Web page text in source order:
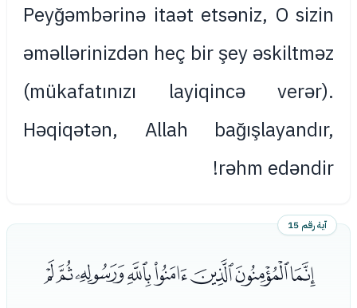
Peyğəmbərinə itaət etsəniz, O sizin
əməllərinizdən heç bir şey əskiltməz
(mükafatınızı layiqincə verər).
Həqiqətən, Allah bağışlayandır,
rəhm edəndir!
آية رقم 15
ﮬﮭﮮﮯﮰﮱﯓﯔ